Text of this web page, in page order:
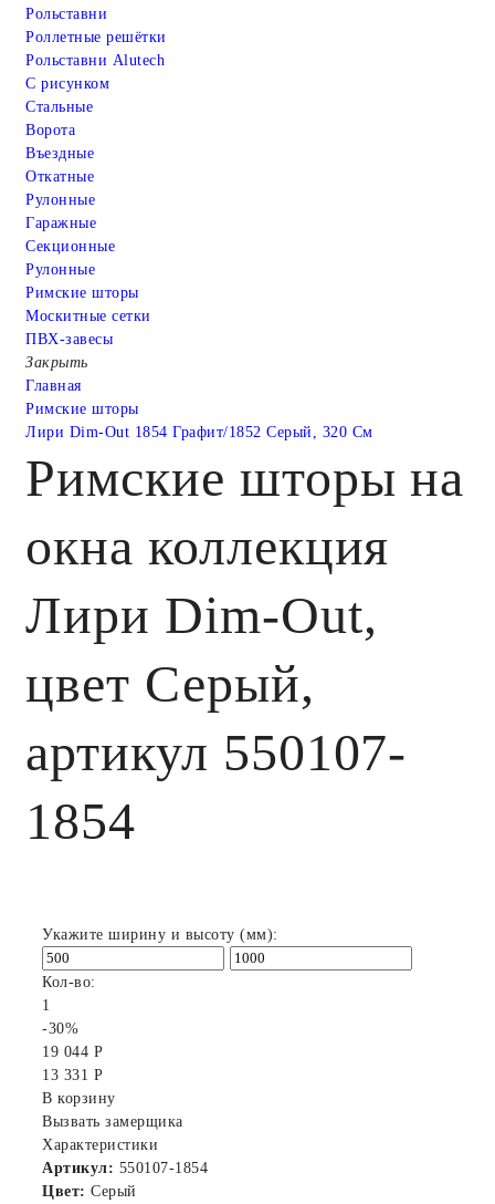
Рольставни
Роллетные решётки
Рольставни Alutech
С рисунком
Стальные
Ворота
Въездные
Откатные
Рулонные
Гаражные
Cекционные
Рулонные
Римские шторы
Москитные сетки
ПВХ-завесы
Закрыть
Главная
Римские шторы
Лири Dim-Out 1854 Графит/1852 Серый, 320 См
Римские шторы на
окна коллекция
Лири Dim-Out,
цвет Серый,
артикул 550107-
1854
Укажите ширину и высоту (мм):
Кол-во:
1
-30%
19 044 Р
13 331 Р
В корзину
Вызвать замерщика
Характеристики
Артикул: 550107-1854
Цвет: Серый